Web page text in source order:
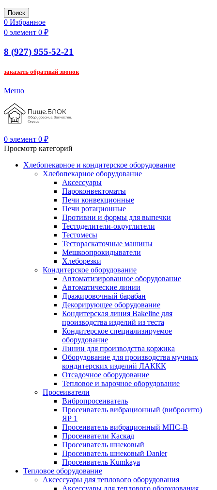
Поиск
0 Избранное
0 элемент 0 ₽
8 (927) 955-52-21
заказать обратный звонок
Меню
0 элемент 0 ₽
Просмотр категорий
Хлебопекарное и кондитерское оборудование
Хлебопекарное оборудование
Аксессуары
Пароконвектоматы
Печи конвекционные
Печи ротационные
Противни и формы для выпечки
Тестоделители-округлители
Тестомесы
Тестораскаточные машины
Мешкоопрокидыватели
Хлеборезки
Кондитерское оборудование
Автоматизированное оборудование
Автоматические линии
Дражировочный барабан
Декорирующее оборудование
Кондитерская линия Bakeline для
производства изделий из теста
Кондитерское специализируемое
оборудование
Линии для производства коржика
Оборудование для производства мучных
кондитерских изделий ЛАККК
Отсадочное оборудование
Тепловое и варочное оборудование
Просеиватели
Вибропросеиватель
Просеиватель вибрационный (вибросито)
ЯР 1
Просеиватель вибрационный МПС-В
Просеиватели Каскад
Просеиватель шнековый
Просеиватель шнековый Danler
Просеиватель Kumkaya
Тепловое оборудование
Аксессуары для теплового оборудования
Аксессуары для теплового оборудования